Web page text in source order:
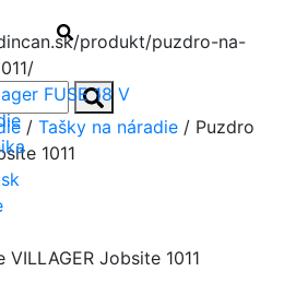
produkt/puzdro-na-
Hľadať
Hľadať
FUSE 18 V
/ Tašky na náradie / Puzdro
1011
Jobsite 1011